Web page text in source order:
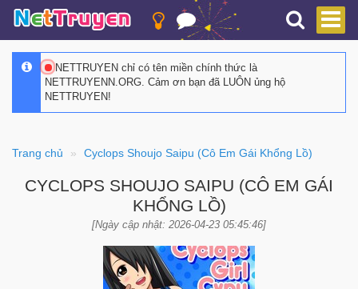
NETTRUYEN chỉ có tên miền chính thức là
NETTRUYENN.ORG. Cảm ơn bạn đã LUÔN ủng hộ
NETTRUYEN!
Trang chủ Cyclops Shoujo Saipu (Cô Em Gái Khổng Lồ)
CYCLOPS SHOUJO SAIPU (CÔ EM GÁI
KHỔNG LỒ)
[Ngày cập nhật: 2026-04-23 05:45:46]